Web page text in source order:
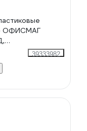
ОФИСМАГ
длина
КОМПЛЕКТ
39333982